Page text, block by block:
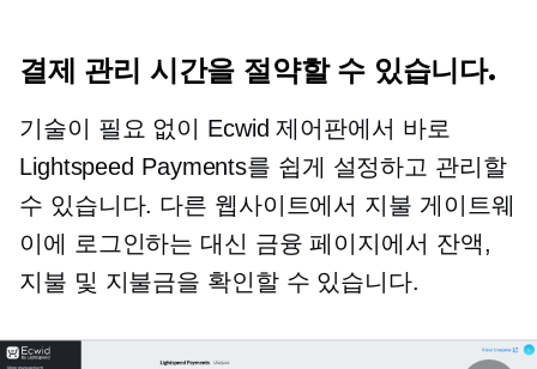
결제 관리 시간을 절약할 수 있습니다.
기술이 필요 없이 Ecwid 제어판에서 바로
Lightspeed Payments를 쉽게 설정하고 관리할
수 있습니다. 다른 웹사이트에서 지불 게이트웨
이에 로그인하는 대신 금융 페이지에서 잔액,
지불 및 지불금을 확인할 수 있습니다.